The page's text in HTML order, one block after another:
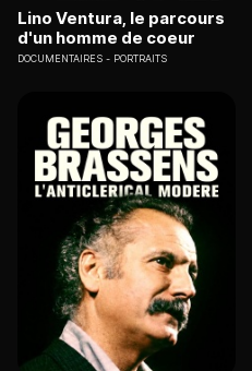
Lino Ventura, le parcours
d'un homme de coeur
DOCUMENTAIRES PORTRAITS